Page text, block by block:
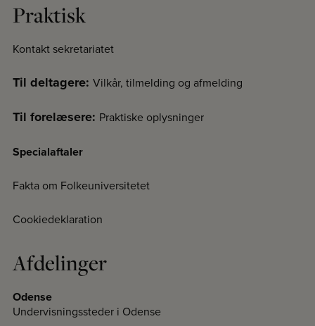
Praktisk
Kontakt sekretariatet
Til deltagere: Vilkår, tilmelding og afmelding
Til forelæsere: Praktiske oplysninger
Specialaftaler
Fakta om Folkeuniversitetet
Cookiedeklaration
Afdelinger
Odense
Undervisningssteder i Odense